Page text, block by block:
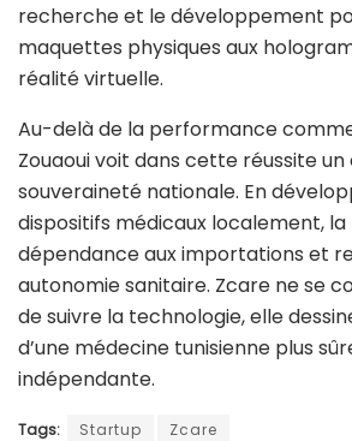
recherche et le développement
maquettes physiques aux
réalité virtuelle.
Au-delà de la performance
Zouaoui voit dans cette réussite un
souveraineté nationale. En
dispositifs médicaux localement, la
dépendance aux importations et
autonomie sanitaire. Zcare ne se
de suivre la technologie, elle
d’une médecine tunisienne plus
indépendante.
Tags: Startup Zcare